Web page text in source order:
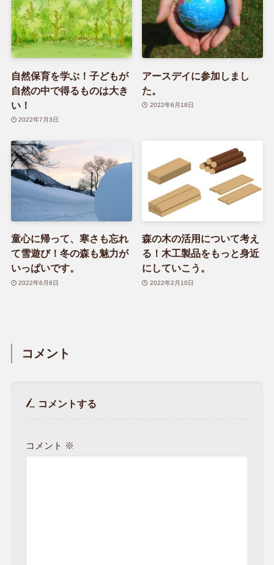
自然保育を学ぶ！子どもが
自然の中で得るものは大き
い！
2022年7月3日
アースデイに参加しまし
た。
2022年6月18日
童心に帰って、寒さも忘れ
て雪遊び！冬の森も魅力が
いっぱいです。
2022年6月8日
森の木の活用について考え
る！木工製品をもっと身近
にしていこう。
2022年2月10日
コメント
コメントする
コメント ※